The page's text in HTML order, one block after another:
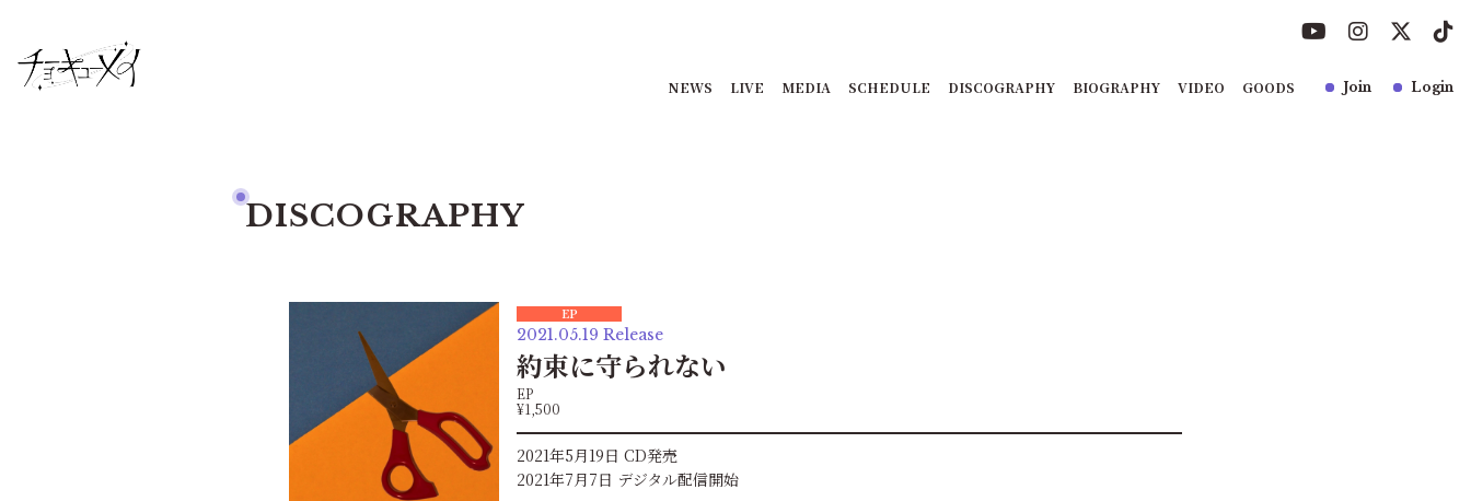
NEWS LIVE MEDIA SCHEDULE DISCOGRAPHY BIOGRAPHY VIDEO GOODS Join Login
DISCOGRAPHY
EP
2021.05.19 Release
約束に守られない
EP
¥1,500
2021年5月19日 CD発売
2021年7月7日 デジタル配信開始